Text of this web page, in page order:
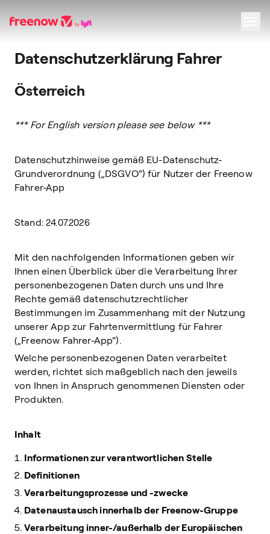
Navigation
Inhalt
Fußzeile
Datenschutzerklärung Fahrer
Österreich
*** For English version please see below ***
Datenschutzhinweise gemäß EU-Datenschutz-
Grundverordnung („DSGVO“) für Nutzer der Freenow
Fahrer-App
Stand:24.07.2026
Mit den nachfolgenden Informationen geben wir
Ihnen einen Überblick über die Verarbeitung Ihrer
personenbezogenen Daten durch uns und Ihre
Rechte gemäß datenschutzrechtlicher
Bestimmungen im Zusammenhang mit der Nutzung
unserer App zur Fahrtenvermittlung für Fahrer
(„Freenow Fahrer-App“).
Welche personenbezogenen Daten verarbeitet
werden, richtet sich maßgeblich nach den jeweils
von Ihnen in Anspruch genommenen Diensten oder
Produkten.
Inhalt
Informationen zur verantwortlichen Stelle
Definitionen
Verarbeitungsprozesse und -zwecke
Datenaustausch innerhalb der Freenow-Gruppe
Verarbeitung inner-/außerhalb der Europäischen